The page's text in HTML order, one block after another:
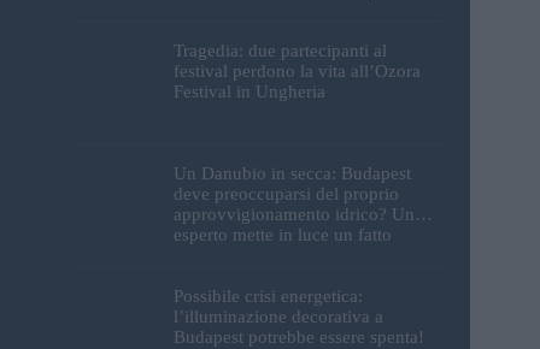
Tragedia: due partecipanti al
festival perdono la vita all’Ozora
Festival in Ungheria
Un Danubio in secca: Budapest
deve preoccuparsi del proprio
approvvigionamento idrico? Un
esperto mette in luce un fatto
Possibile crisi energetica:
l’illuminazione decorativa a
Budapest potrebbe essere spenta!